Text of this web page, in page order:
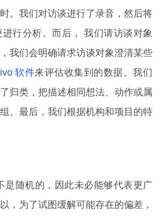
。我们对访谈进行了录音，然后将
行分析。而后， 我们请访谈对象
我们会明确请求访谈对象澄清某些
软件来评估收集到的数据。我们
归类，把描述相同想法、动作或属
。最后，我们根据机构和项目的特
是随机的，因此未必能够代表更广
，为了试图缓解可能存在的偏差，